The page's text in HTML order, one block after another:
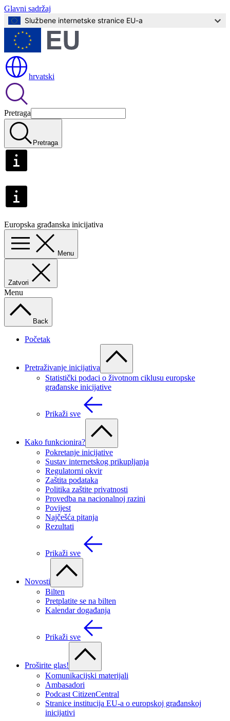
Glavni sadržaj
Službene internetske stranice EU-a
hrvatski
Pretraga
Pretraga
Europska građanska inicijativa
Menu
Zatvori
Menu
Back
Početak
Pretraživanje inicijativa
Statistički podaci o životnom ciklusu europske
građanske inicijative
Prikaži sve
Kako funkcionira?
Pokretanje inicijative
Sustav internetskog prikupljanja
Regulatorni okvir
Zaštita podataka
Politika zaštite privatnosti
Provedba na nacionalnoj razini
Povijest
Najčešća pitanja
Rezultati
Prikaži sve
Novosti
Bilten
Pretplatite se na bilten
Kalendar događanja
Prikaži sve
Proširite glas!
Komunikacijski materijali
Ambasadori
Podcast CitizenCentral
Stranice institucija EU-a o europskoj građanskoj
inicijativi